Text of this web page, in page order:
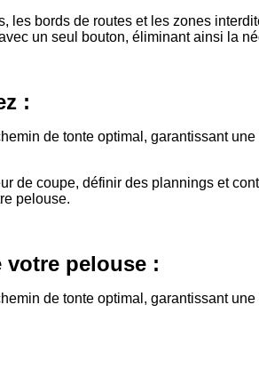
les bords de routes et les zones
un seul bouton, éliminant ainsi la
:
de tonte optimal, garantissant
de coupe, définir des plannings et
pelouse.
votre pelouse :
de tonte optimal, garantissant